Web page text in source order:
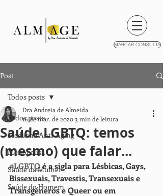
MARCAR CONSULTA
Post
Todos posts
Medicina Anti-Aging
Menopausa
Saúde da Mulher
Saúde do Homem
Todos posts
Saúde LGBTQ: temos
(mesmo) que falar...
Dra Andreia de Almeida
16 de mar. de 20203 min de leitura
#LGBTQ é a sigla para Lésbicas, Gays,
Bissexuais, Travestis, Transexuais e
Transgéneros e Queer ou em